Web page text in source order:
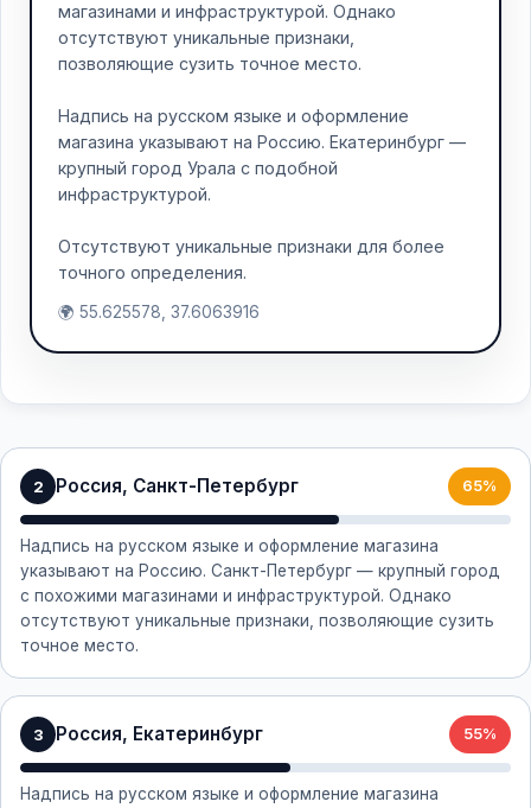
магазинами и инфраструктурой. Однако
отсутствуют уникальные признаки,
позволяющие сузить точное место.
Надпись на русском языке и оформление
магазина указывают на Россию. Екатеринбург —
крупный город Урала с подобной
инфраструктурой.
Отсутствуют уникальные признаки для более
точного определения.
🌍 55.625578, 37.6063916
2 Россия, Санкт-Петербург 65%
Надпись на русском языке и оформление магазина
указывают на Россию. Санкт-Петербург — крупный город
с похожими магазинами и инфраструктурой. Однако
отсутствуют уникальные признаки, позволяющие сузить
точное место.
3 Россия, Екатеринбург 55%
Надпись на русском языке и оформление магазина